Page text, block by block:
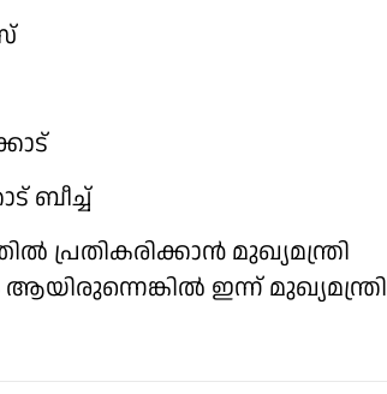
ബീച്ച്
മുഖ്യമന്ത്രി
ആയിരുന്നെങ്കിൽ ഇന്ന് മുഖ്യമന്ത്രി